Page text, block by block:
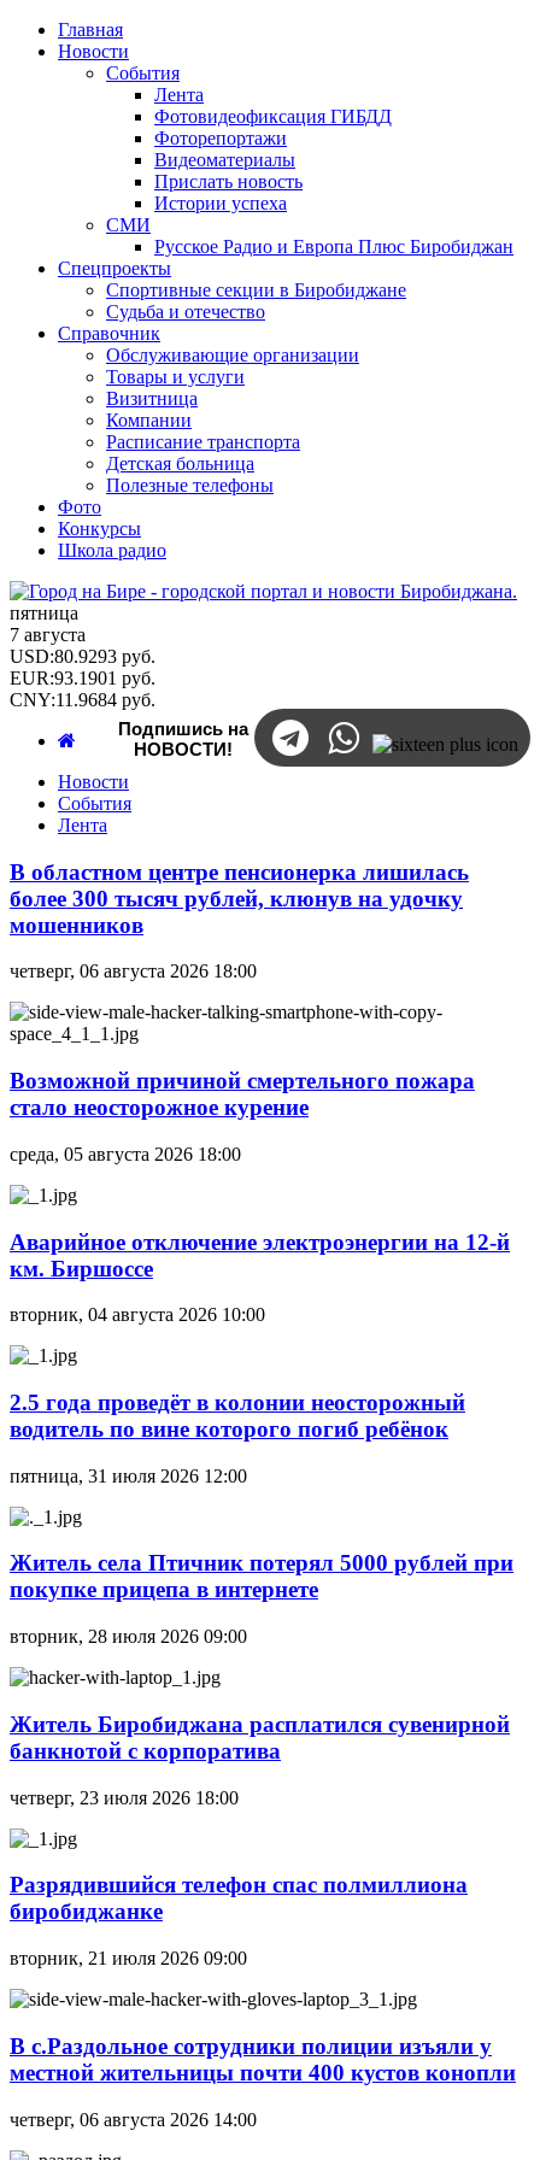
Главная
Новости
События
Лента
Фотовидеофиксация ГИБДД
Фоторепортажи
Видеоматериалы
Прислать новость
Истории успеха
СМИ
Русское Радио и Европа Плюс Биробиджан
Спецпроекты
Спортивные секции в Биробиджане
Судьба и отечество
Справочник
Обслуживающие организации
Товары и услуги
Визитница
Компании
Расписание транспорта
Детская больница
Полезные телефоны
Фото
Конкурсы
Школа радио
пятница
7 августа
USD:80.9293 руб.
EUR:93.1901 руб.
CNY:11.9684 руб.
Подпишись на
НОВОСТИ!
Новости
События
Лента
/
Криминал
В областном центре пенсионерка лишилась
более 300 тысяч рублей, клюнув на удочку
мошенников
четверг, 06 августа 2026 18:00
Возможной причиной смертельного пожара
стало неосторожное курение
среда, 05 августа 2026 18:00
Аварийное отключение электроэнергии на 12-й
км. Биршоссе
вторник, 04 августа 2026 10:00
2.5 года проведёт в колонии неосторожный
водитель по вине которого погиб ребёнок
пятница, 31 июля 2026 12:00
Житель села Птичник потерял 5000 рублей при
покупке прицепа в интернете
вторник, 28 июля 2026 09:00
Житель Биробиджана расплатился сувенирной
банкнотой с корпоратива
четверг, 23 июля 2026 18:00
Разрядившийся телефон спас полмиллиона
биробиджанке
вторник, 21 июля 2026 09:00
В с.Раздольное сотрудники полиции изъяли у
местной жительницы почти 400 кустов конопли
четверг, 06 августа 2026 14:00